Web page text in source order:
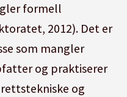
formell
2012). Det er
som mangler
og praktiserer
og